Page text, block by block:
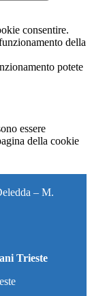
consentire.
della
potete
essere
della cookie
– M.
Trieste